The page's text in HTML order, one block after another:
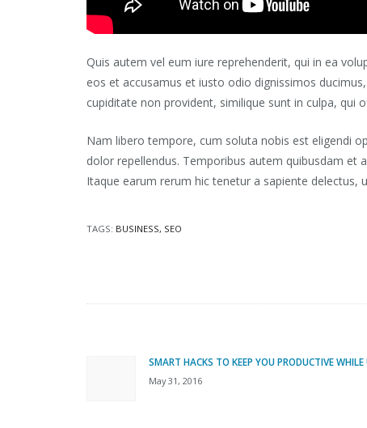
Quis autem vel eum iure reprehenderit, qui in ea
eos et accusamus et iusto odio dignissimos
cupiditate non provident, similique sunt in culpa,
Nam libero tempore, cum soluta nobis est eligendi
dolor repellendus. Temporibus autem quibusdam et
Itaque earum rerum hic tenetur a sapiente delectus,
TAGS: BUSINESS, SEO
navigation
Previous
post:
SMART HACKS TO KEEP YOU PRODUCTIVE
May 31, 2016